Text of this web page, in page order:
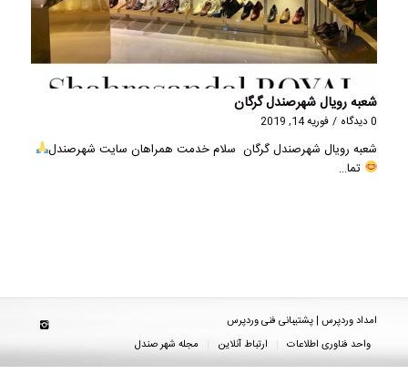
شعبه رویال شهرصندل گرگان
0 دیدگاه / فوریه 14, 2019
شعبه رویال شهرصندل گرگان سلام خدمت همراهان سایت شهرصندل
تما…
امداد وردپرس | پشتیبانی فنی وردپرس
واحد فناوری اطلاعات
ارتباط آنلاین مجله شهر صندل